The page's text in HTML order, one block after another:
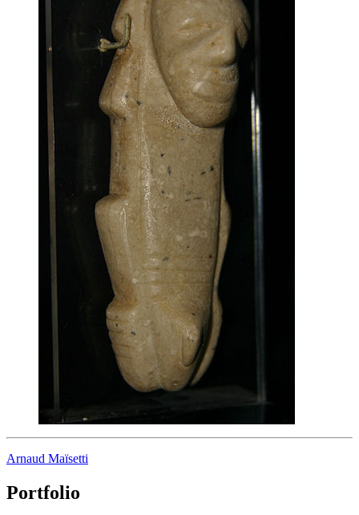
Arnaud Maïsetti
Portfolio